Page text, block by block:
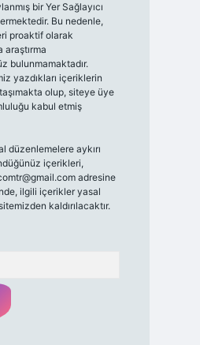
bir Yer Sağlayıcı
Bu nedenle,
proaktif olarak
bulunmamaktadır.
yazdıkları içeriklerin
olup, siteye üye
kabul etmiş
düzenlemelere aykırı
içerikleri,
adresine
ilgili içerikler yasal
kaldırılacaktır.